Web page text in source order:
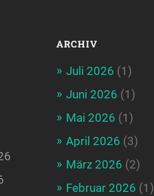
ARCHIV
Juli 2026 (1)
Juni 2026 (1)
Mai 2026 (1)
April 2026 (3)
März 2026 (2)
Februar 2026 (1)